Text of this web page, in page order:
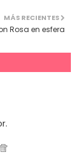
MÁS RECIENTES
Rosa en esfera